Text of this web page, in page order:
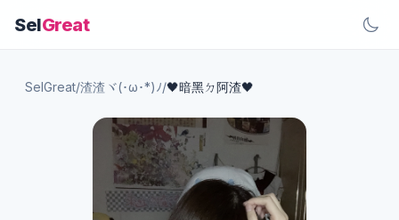
SelGreat
SelGreat/渣渣ヾ(･ω･*)ﾉ/🖤暗黑ㄉ阿渣🖤